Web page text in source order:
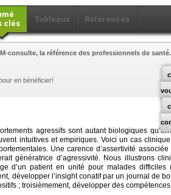
clés
Tableaux Références
consulte, la référence des professionnels de santé.
en bénéficier!
agressifs sont autant biologiques
intuitives et empiriques. Voici un cas
Une carence d’assertivité
génératrice d’agressivité. Nous illustrons
d’un patient en unité pour malades difficiles
développer l’insight conatif par un journal de
; troisièmement, développer des compétences